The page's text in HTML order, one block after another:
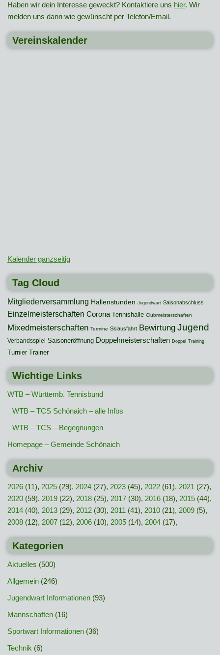
Haben wir dein Interesse geweckt? Kontaktiere uns hier. Wir
melden uns dann wie gewünscht per Telefon/Email.
Vereinskalender
Kalender ganzseitig
Tag Cloud
Mitgliederversammlung Hallenstunden Jugendwart Saisonabschluss
Einzelmeisterschaften Corona Tennishalle Clubmeisterschaften
Mixedmeisterschaften Termine Skiausfahrt Bewirtung Jugend
Verbandsspiel Saisoneröffnung Doppelmeisterschaften Doppel Training
Turnier Trainer
Wichtige Links
WTB – Württemb. Tennisbund
WTB – TCS Schönaich – alle Infos
WTB – TCS – Begegnungen
Homepage – Gemeinde Schönaich
Archiv
2026 (11), 2025 (29), 2024 (27), 2023 (45), 2022 (61), 2021 (27),
2020 (59), 2019 (22), 2018 (25), 2017 (30), 2016 (18), 2015 (44),
2014 (40), 2013 (29), 2012 (30), 2011 (41), 2010 (21), 2009 (5),
2008 (12), 2007 (12), 2006 (10), 2005 (14), 2004 (17),
Kategorien
Aktuelles (500)
Allgemein (246)
Jugendwart Informationen (93)
Mannschaften (16)
Sportwart Informationen (36)
Technik (6)